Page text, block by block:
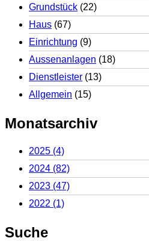
Grundstück (22)
Haus (67)
Einrichtung (9)
Aussenanlagen (18)
Dienstleister (13)
Allgemein (15)
Monatsarchiv
2025 (4)
2024 (82)
2023 (47)
2022 (1)
Suche